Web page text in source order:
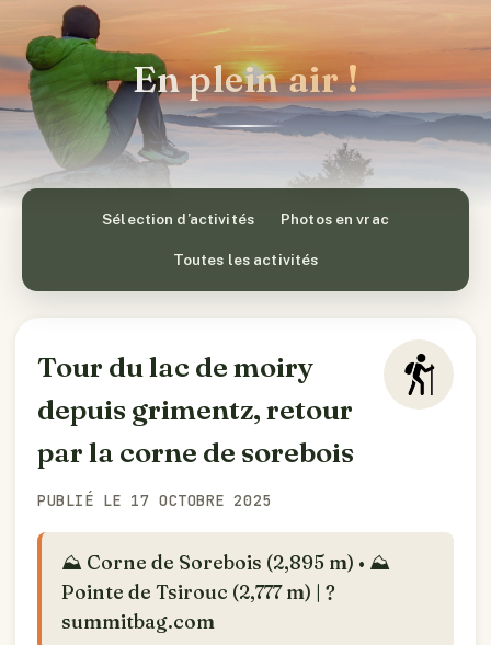
En plein air !
Sélection d’activités Photos en vrac
Toutes les activités
Tour du lac de moiry
depuis grimentz, retour
par la corne de sorebois
PUBLIÉ LE 17 OCTOBRE 2025
⛰️ Corne de Sorebois (2,895 m) • ⛰️
Pointe de Tsirouc (2,777 m) | ?
summitbag.com